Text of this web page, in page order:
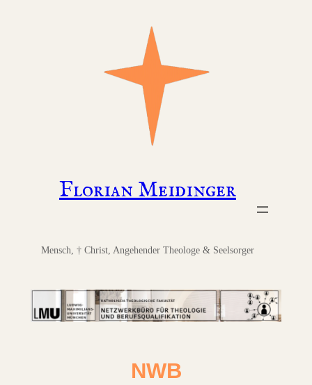
Florian Meidinger
Mensch, † Christ, Angehender Theologe & Seelsorger
NWB